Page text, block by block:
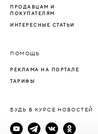
ПРОДАВЦАМ И
ПОКУПАТЕЛЯМ
ИНТЕРЕСНЫЕ СТАТЬИ
ПОМОЩЬ
РЕКЛАМА НА ПОРТАЛЕ
ТАРИФЫ
БУДЬ В КУРСЕ НОВОСТЕЙ